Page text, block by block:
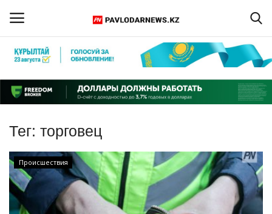
Регистрация
Главная
Обратная связь
ПАВЛОДАРСКАЯ ОБЛАСТЬ
КАЗАХСТАН
Тег: торговец
Происшествия